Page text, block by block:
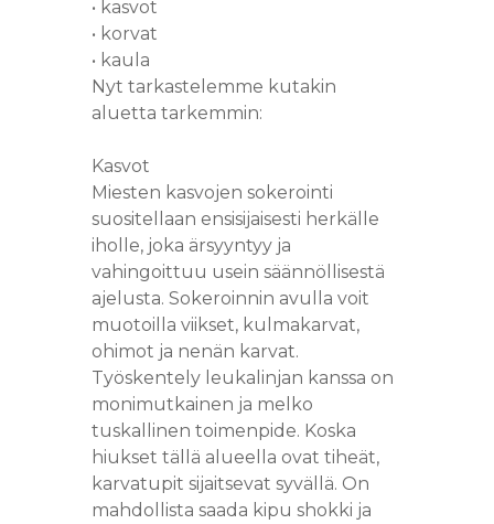
• kasvot
• korvat
• kaula
Nyt tarkastelemme kutakin
aluetta tarkemmin:
Kasvot
Miesten kasvojen sokerointi
suositellaan ensisijaisesti herkälle
iholle, joka ärsyyntyy ja
vahingoittuu usein säännöllisestä
ajelusta. Sokeroinnin avulla voit
muotoilla viikset, kulmakarvat,
ohimot ja nenän karvat.
Työskentely leukalinjan kanssa on
monimutkainen ja melko
tuskallinen toimenpide. Koska
hiukset tällä alueella ovat tiheät,
karvatupit sijaitsevat syvällä. On
mahdollista saada kipu shokki ja